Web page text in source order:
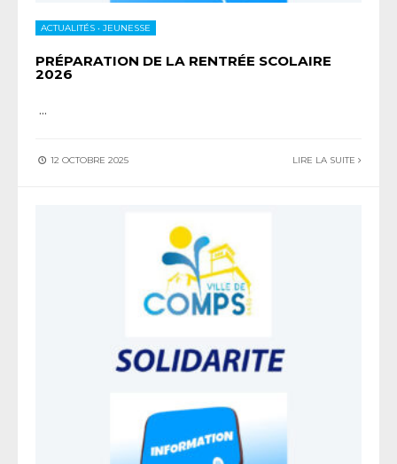
ACTUALITÉS • JEUNESSE
PRÉPARATION DE LA RENTRÉE SCOLAIRE
2026
...
12 OCTOBRE 2025 LIRE LA SUITE